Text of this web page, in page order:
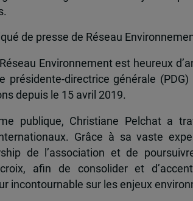
de presse de Réseau
Environnement est heureux
présidente-directrice générale
depuis le 15 avril 2019.
publique, Christiane Pelchat a
Grâce à sa vaste
de l’association et de
afin de consolider et
incontournable sur les enjeux